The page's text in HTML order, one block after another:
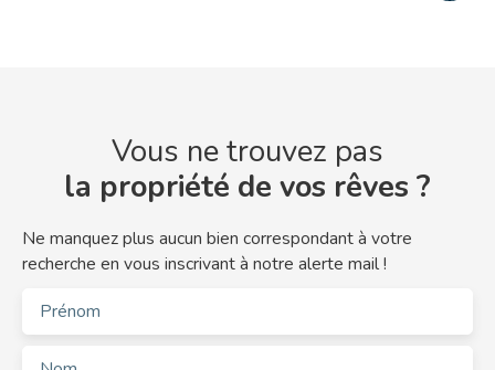
Vous ne trouvez pas
la propriété de vos rêves ?
Ne manquez plus aucun bien correspondant à votre
recherche en vous inscrivant à notre alerte mail !
Prénom